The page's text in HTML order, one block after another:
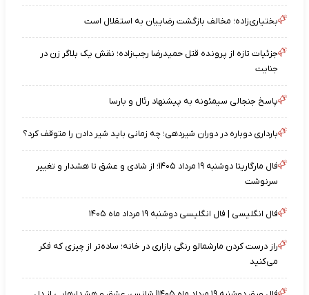
بختیاری‌زاده؛ مخالف بازگشت رضاییان به استقلال است
جزئیات تازه از پرونده قتل حمیدرضا رجب‌زاده؛ نقش یک بلاگر زن در
جنایت
پاسخ جنجالی سیمئونه به پیشنهاد رئال و بارسا
بارداری دوباره در دوران شیردهی؛ چه زمانی باید شیر دادن را متوقف کرد؟
فال مارگاریتا دوشنبه ۱۹ مرداد ۱۴۰۵؛ از شادی و عشق تا هشدار و تغییر
سرنوشت
فال انگلیسی | فال انگلیسی دوشنبه ۱۹ مرداد ماه ۱۴۰۵
راز درست کردن مارشمالو رنگی بازاری در خانه؛ ساده‌تر از چیزی که فکر
می‌کنید